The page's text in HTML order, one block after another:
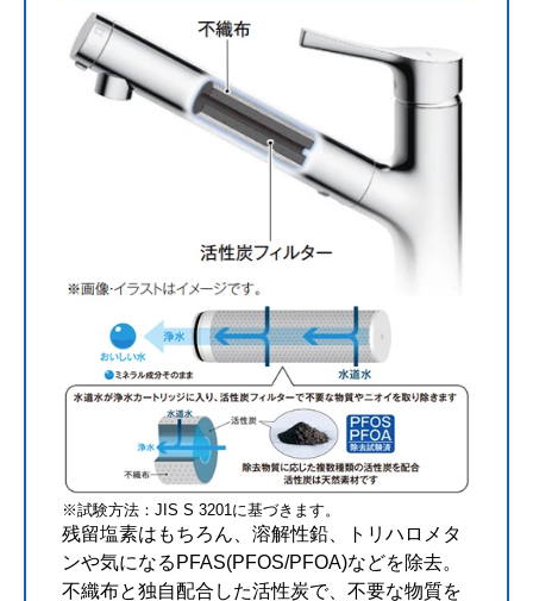
※試験方法：JIS S 3201に基づきます。
残留塩素はもちろん、溶解性鉛、トリハロメタ
ンや気になるPFAS(PFOS/PFOA)などを除去。
不織布と独自配合した活性炭で、不要な物質を